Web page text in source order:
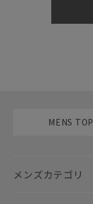
MENS TOP
メンズカテゴリ